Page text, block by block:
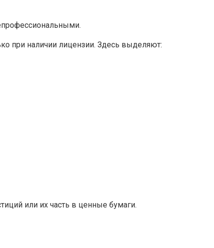
при наличии лицензии. Здесь выделяют:
или их часть в ценные бумаги.